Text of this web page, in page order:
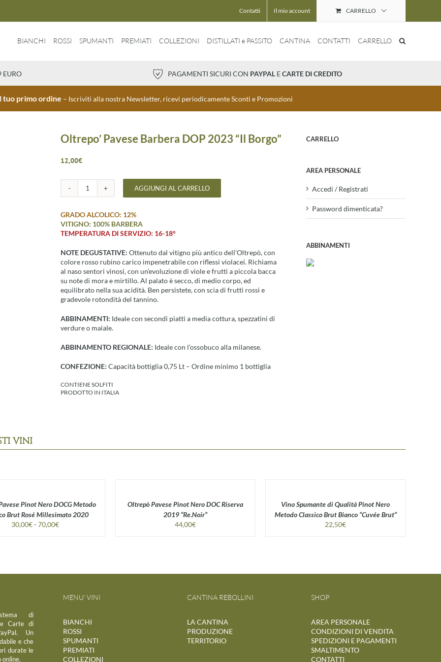
Contatti Il mio account CARRELLO
BIANCHI ROSSI SPUMANTI PREMIATI COLLEZIONI DISTILLATI e PASSITO CANTINA CONTATTI CARRELLO
EURO PAGAMENTI SICURI CON PAYPAL ECARTE DI CREDITO
tuo primo ordine – Iscriviti alla nostra Newsletter, ricevi periodicamente Sconti e Promozioni
Oltrepo’ Pavese Barbera DOP 2023 “Il Borgo”
12,00€
Oltrepo’
Barbera
DOP
2024
Borgo"
quantità
AGGIUNGI AL CARRELLO
GRADO ALCOLICO: 12%
VITIGNO: 100% BARBERA
TEMPERATURA DI SERVIZIO: 16-18°
NOTE DEGUSTATIVE: Ottenuto dal vitigno più antico dell’Oltrepò, con
colore rosso rubino carico impenetrabile con riflessi violacei. Richiama
al naso sentori vinosi, con un’evoluzione di viole e frutti a piccola bacca
su note di mora e mirtillo. Al palato è secco, di medio corpo, ed
equilibrato nella sua acidità. Ben persistete, con scia di frutti rossi e
gradevole rotondità del tannino.
ABBINAMENTI: Ideale con secondi piatti a media cottura, spezzatini di
verdure o maiale.
ABBINAMENTO REGIONALE: Ideale con l’ossobuco alla milanese.
CONFEZIONE:Capacità bottiglia 0,75 Lt – Ordine minimo 1 bottiglia
CONTIENE SOLFITI
PRODOTTO IN ITALIA
CARRELLO
AREA PERSONALE
Accedi / Registrati
Password dimenticata?
ABBINAMENTI
VINI
Pinot Nero DOCG Metodo
Brut Rosé Millesimato 2020
30,00€-70,00€Fascia
Oltrepò Pavese Pinot Nero DOC Riserva
2019 “Re.Noir”
44,00€
Vino Spumante di Qualità Pinot Nero
Metodo Classico Brut Bianco “Cuvée Brut”
22,50€
di
e Carte di
Un
e che
durate le
online.
MENU’ VINI
BIANCHI
ROSSI
SPUMANTI
PREMIATI
COLLEZIONI
CANTINA REBOLLINI
LA CANTINA
PRODUZIONE
TERRITORIO
SHOP
AREA PERSONALE
CONDIZIONI DI VENDITA
SPEDIZIONI E PAGAMENTI
SMALTIMENTO
CONTATTI